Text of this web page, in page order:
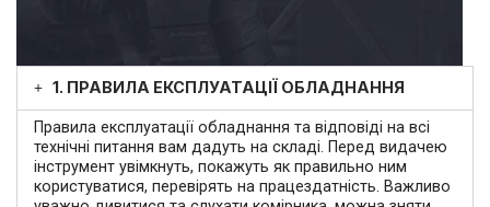
1. ПРАВИЛА ЕКСПЛУАТАЦІЇ ОБЛАДНАННЯ
Правила експлуатації обладнання та відповіді на всі
технічні питання вам дадуть на складі. Перед видачею
інструмент увімкнуть, покажуть як правильно ним
користуватися, перевірять на працездатність. Важливо